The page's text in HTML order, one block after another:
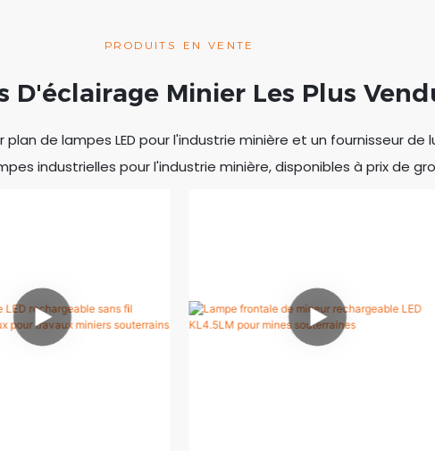
PRODUITS EN VENTE
D'éclairage Minier Les Plus
de lampes LED pour l'industrie minière et un fournisseur
industrielles pour l'industrie minière, disponibles à prix de